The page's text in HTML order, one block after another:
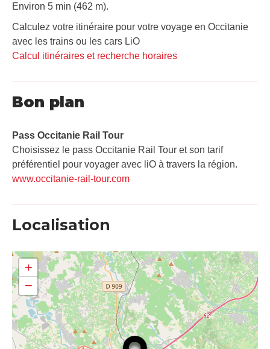
Environ 5 min (462 m).
Calculez votre itinéraire pour votre voyage en Occitanie
avec les trains ou les cars LiO
Calcul itinéraires et recherche horaires
Bon plan
Pass Occitanie Rail Tour​
Choisissez le pass Occitanie Rail Tour et son tarif
préférentiel pour voyager avec liO à travers la région.
www.occitanie-rail-tour.com
Localisation
+
−